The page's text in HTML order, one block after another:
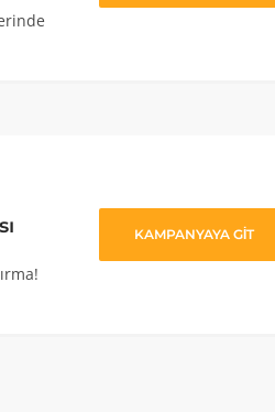
KAMPANYAYA GİT